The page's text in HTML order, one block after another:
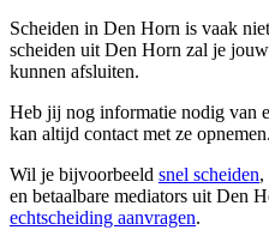
Scheiden in Den Horn is vaak
scheiden uit Den Horn zal je
kunnen afsluiten.
Heb jij nog informatie nodig van
kan altijd contact met ze opnemen.
Wil je bijvoorbeeld snel scheiden,
en betaalbare mediators uit Den
echtscheiding aanvragen.